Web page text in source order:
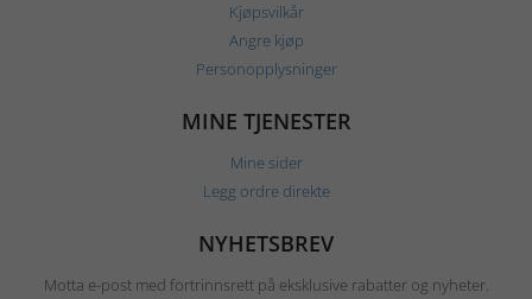
Kjøpsvilkår
Angre kjøp
Personopplysninger
MINE TJENESTER
Mine sider
Legg ordre direkte
NYHETSBREV
Motta e-post med fortrinnsrett på eksklusive rabatter og nyheter.